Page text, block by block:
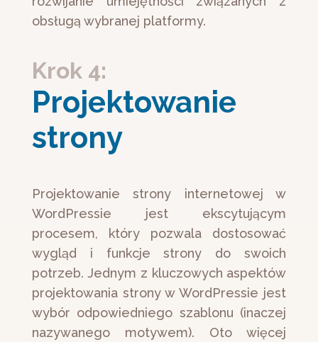
obsługą wybranej platformy.
Krok 4:
Projektowanie
strony
Projektowanie strony internetowej w
WordPressie jest ekscytującym
procesem, który pozwala dostosować
wygląd i funkcje strony do swoich
potrzeb. Jednym z kluczowych aspektów
projektowania strony w WordPressie jest
wybór odpowiedniego szablonu (inaczej
nazywanego motywem). Oto więcej